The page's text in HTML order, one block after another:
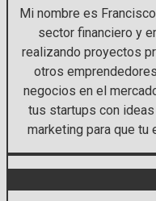
Mi nombre es
sector financiero y
realizando proyectos
otros
negocios en el
tus startups con
marketing para que